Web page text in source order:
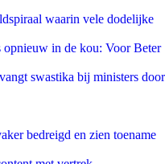
waarin vele dodelijke
opnieuw in de kou: Voor Beter
swastika bij ministers door
bedreigd en zien toename